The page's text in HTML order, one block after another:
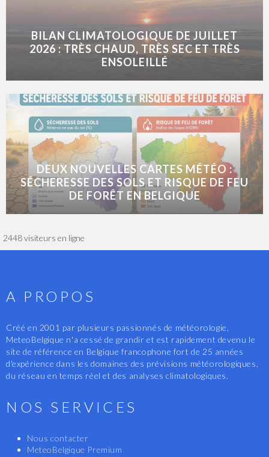
BILAN CLIMATOLOGIQUE DE JUILLET
2026 : TRÈS CHAUD, TRÈS SEC ET TRÈS
ENSOLEILLÉ
DEUX NOUVELLES CARTES MÉTÉO :
SÉCHERESSE DES SOLS ET RISQUE DE FEU
DE FORÊT EN BELGIQUE
2448 visiteurs en ligne
A PROPOS
Créé en 2001 par plusieurs passionnés de météorologie,
MeteoBelgique n'a cessé de grandir et est rapidement devenu le
site de référence en Belgique francophone fort de 25 années
d'expérience dans les domaines des prévisions météorologiques,
du réseau en temps réel et des analyses climatologiques.
NOS SERVICES
Nous contacter
MeteoBelgique Premium